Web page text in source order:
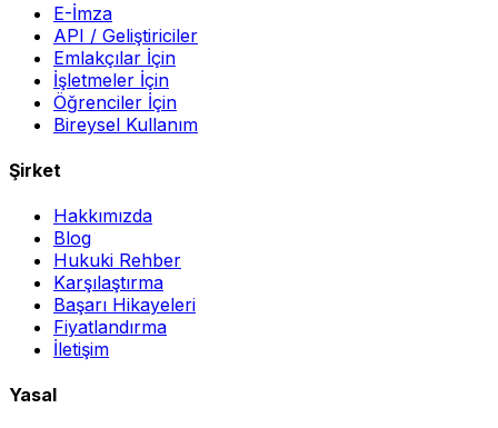
E-İmza
API / Geliştiriciler
Emlakçılar İçin
İşletmeler İçin
Öğrenciler İçin
Bireysel Kullanım
Şirket
Hakkımızda
Blog
Hukuki Rehber
Karşılaştırma
Başarı Hikayeleri
Fiyatlandırma
İletişim
Yasal